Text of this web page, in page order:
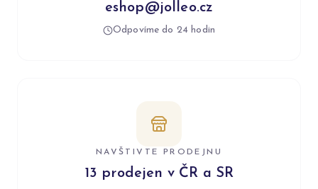
eshop@jolleo.cz
Odpovíme do 24 hodin
NAVŠTIVTE PRODEJNU
13 prodejen v ČR a SR